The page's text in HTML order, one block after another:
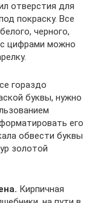
отверстия для
покраску. Все
черного,
цифрами можно
гораздо
буквы, нужно
его
обвести буквы
золотой
Кирпичная